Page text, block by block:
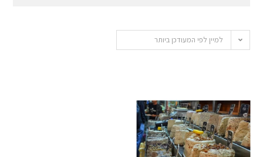
למיין לפי המעודכן ביותר